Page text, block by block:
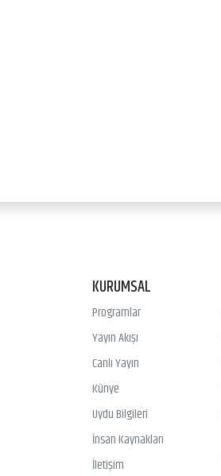
KURUMSAL
Programlar
Yayın Akışı
Canlı Yayın
Künye
Uydu Bilgileri
İnsan Kaynakları
İletişim